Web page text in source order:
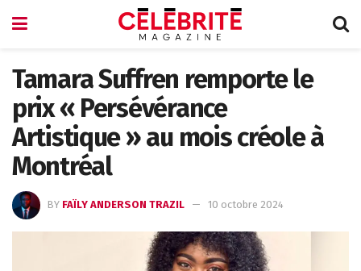
Tamara Suffren remporte le
prix « Persévérance
Artistique » au mois créole à
Montréal
BY FAÏLY ANDERSON TRAZIL 10 octobre 2024